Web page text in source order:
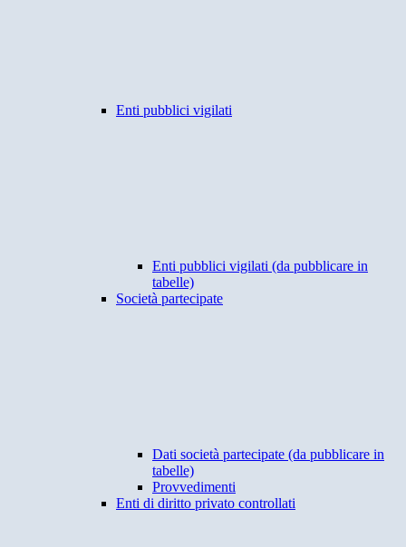
Enti pubblici vigilati
Enti pubblici vigilati (da pubblicare in
tabelle)
Società partecipate
Dati società partecipate (da pubblicare in
tabelle)
Provvedimenti
Enti di diritto privato controllati